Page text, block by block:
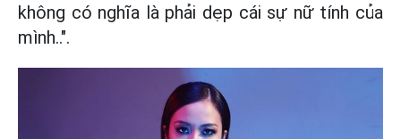
không có nghĩa là phải dẹp cái sự nữ tính của
mình..".